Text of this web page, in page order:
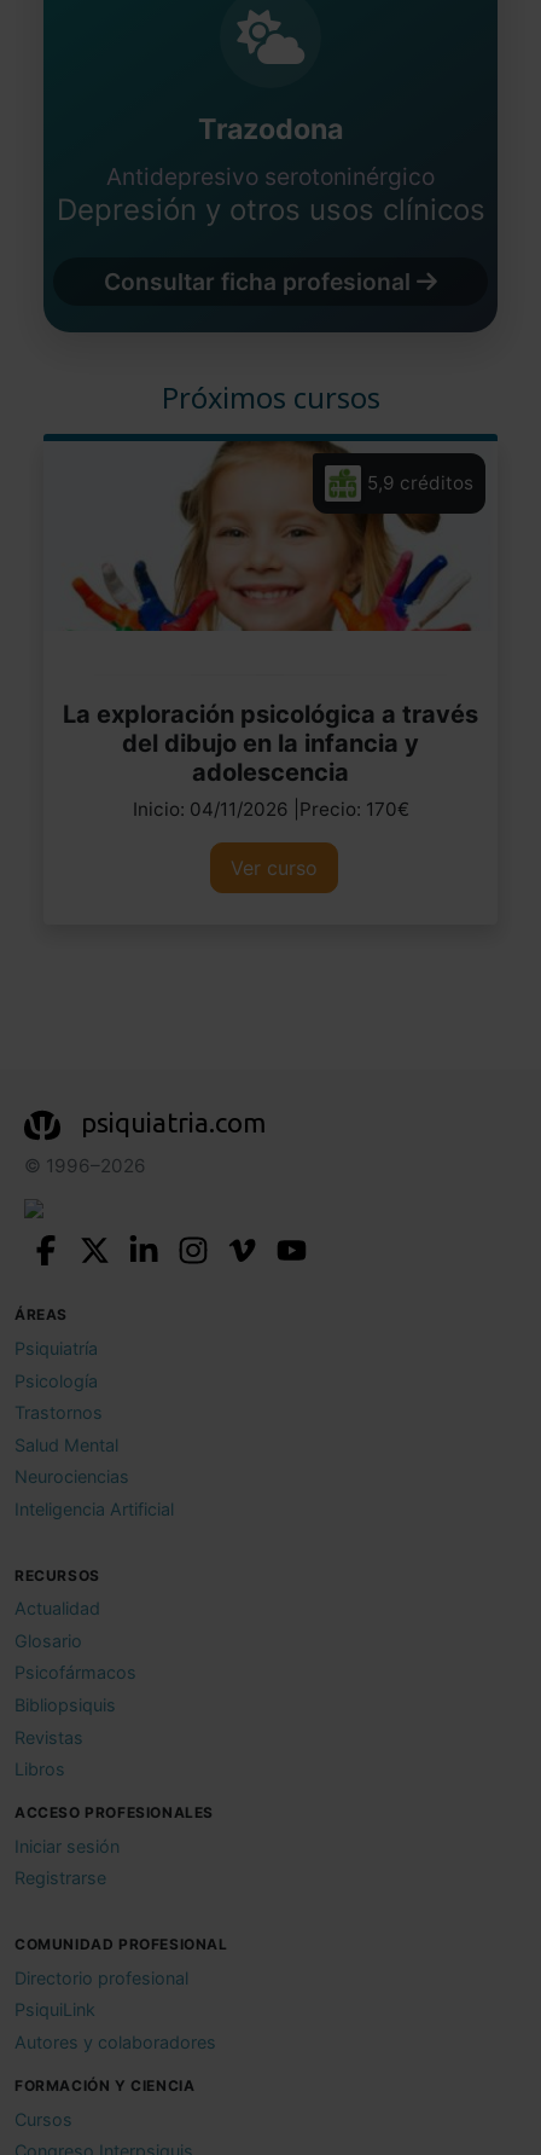
Trazodona
Antidepresivo serotoninérgico
Depresión y otros usos clínicos
Consultar ficha profesional
Próximos cursos
5,9 créditos
La exploración psicológica a través
del dibujo en la infancia y
adolescencia
Inicio: 04/11/2026 |Precio: 170€
Ver curso
psiquiatria.com
© 1996–2026
ÁREAS
Psiquiatría
Psicología
Trastornos
Salud Mental
Neurociencias
Inteligencia Artificial
RECURSOS
Actualidad
Glosario
Psicofármacos
Bibliopsiquis
Revistas
Libros
ACCESO PROFESIONALES
Iniciar sesión
Registrarse
COMUNIDAD PROFESIONAL
Directorio profesional
PsiquiLink
Autores y colaboradores
FORMACIÓN Y CIENCIA
Cursos